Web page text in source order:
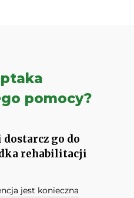
ptaka
pomocy?
dostarcz go do
rehabilitacji
jest konieczna